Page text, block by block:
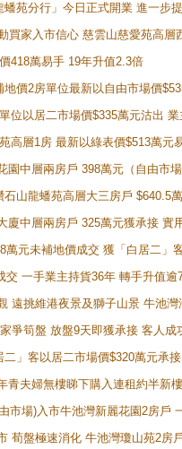
苑分行」今日正式開業 進一步
買家入市信心 慈雲山慈愛苑高層
418萬易手 19年升值2.3倍
價2房單位最新以自由市場價
位以居二市場價$335萬元沽出
高層1房 最新以綠表價$513萬元
園中層兩房戶 398萬元（自由市
山龍蟠苑高層大三房戶
廈中層兩房戶 325萬元獲承接 實
萬元未補地價成交 獲「白居二」
交 一手業主持貨36年 轉手升值逾
遠挑維港夜景及獅子山景 牛池
爭筍盤 放盤9天即獲承接 客人
」客以居二市場價$320萬元承接
青夫婦無樓睇下購入連租約半新
市場)入市牛池灣新麗花園2房戶
荀盤極速消化 牛池灣瓊山苑2房